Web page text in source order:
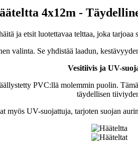
4x12m -
ja etsit luotettavaa telttaa, joka
valinta. Se yhdistää laadun,
Vesitiivis ja UV-
PVC:llä molemmin puolin.
täydellisen
myös UV-suojattuja, tarjoten suojan